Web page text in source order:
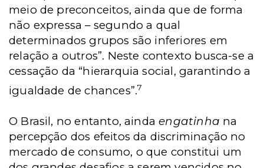
meio de preconceitos, ainda que de forma
não expressa – segundo a qual
determinados grupos são inferiores em
relação a outros”. Neste contexto busca-se a
cessação da “hierarquia social, garantindo a
igualdade de chances”.7
O Brasil, no entanto, aindaengatinha na
percepção dos efeitos da discriminação no
mercado de consumo, o que constitui um